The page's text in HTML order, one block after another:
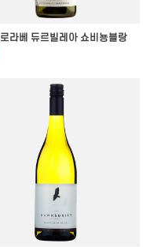
라베 듀르빌레아 쇼비뇽블랑